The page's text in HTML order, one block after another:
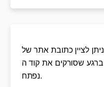
ניתן לציין כתובת אתר של YouTube עבור קוד ה- QR.
ברגע שסורקים את קוד ה- QR, דף YouTube שצוין
נפתח.